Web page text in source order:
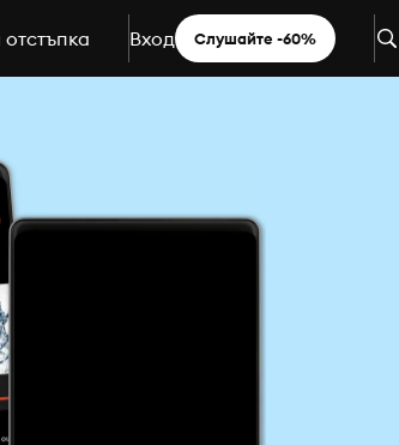
Вход Слушайте -60%